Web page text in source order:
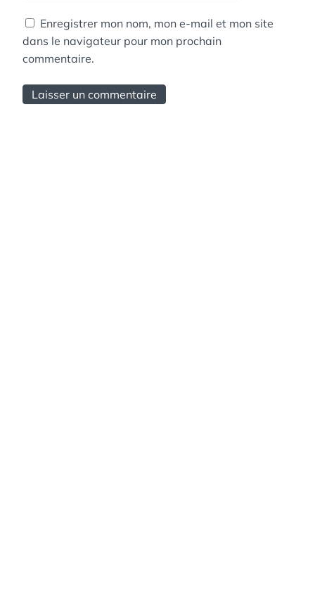
Enregistrer mon nom, mon e-mail et mon site
dans le navigateur pour mon prochain
commentaire.